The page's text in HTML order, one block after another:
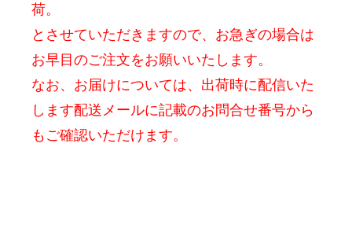
荷。
とさせていただきますので、お急ぎの場合は
お早目のご注文をお願いいたします。
なお、お届けについては、出荷時に配信いた
します配送メールに記載のお問合せ番号から
もご確認いただけます。